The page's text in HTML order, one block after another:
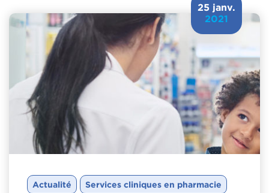
25 janv.
2021
Actualité Services cliniques en pharmacie